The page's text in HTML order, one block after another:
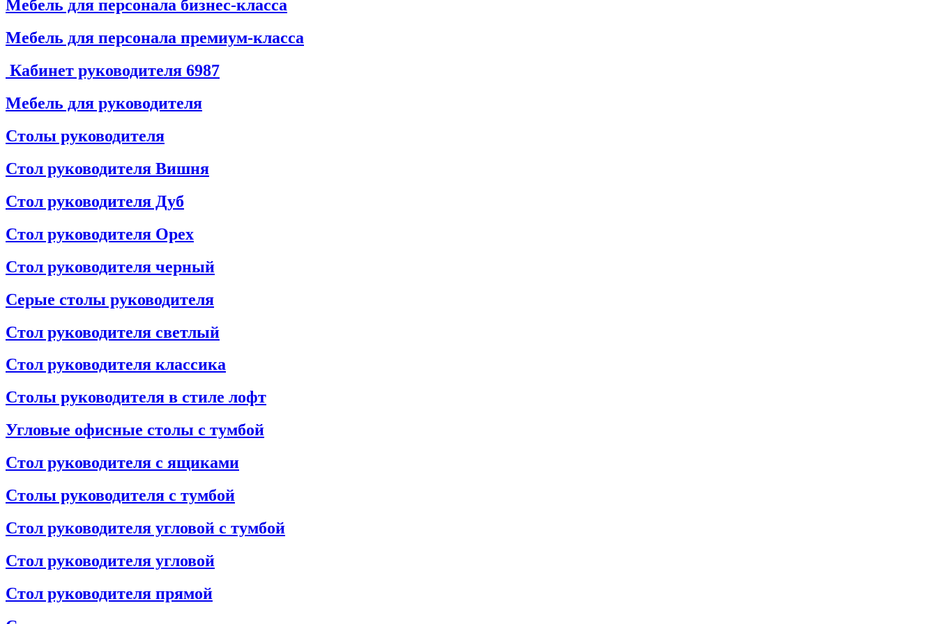
Мебель для персонала бизнес-класса
Мебель для персонала премиум-класса
Кабинет руководителя 6987
Мебель для руководителя
Столы руководителя
Стол руководителя Вишня
Стол руководителя Дуб
Стол руководителя Орех
Стол руководителя черный
Серые столы руководителя
Стол руководителя светлый
Стол руководителя классика
Столы руководителя в стиле лофт
Угловые офисные столы с тумбой
Стол руководителя с ящиками
Столы руководителя с тумбой
Стол руководителя угловой с тумбой
Стол руководителя угловой
Стол руководителя прямой